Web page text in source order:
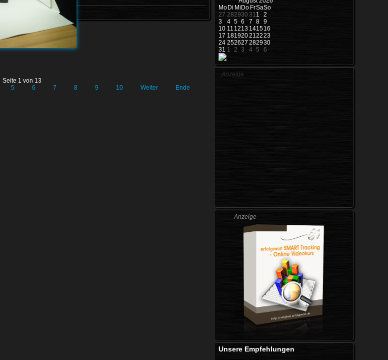
Mo Di Mi Do FrSaSo
27 282930 311 2
3
4 5 6 7 8 9
10 11 1213 141516
17 181920212223
24 252627 282930
31 1 2 3 4 5 6
Anzeige
Anzeige
Unsere Empfehlungen
Seite 1 von 13
5 6 7 8 9 10 Weiter Ende